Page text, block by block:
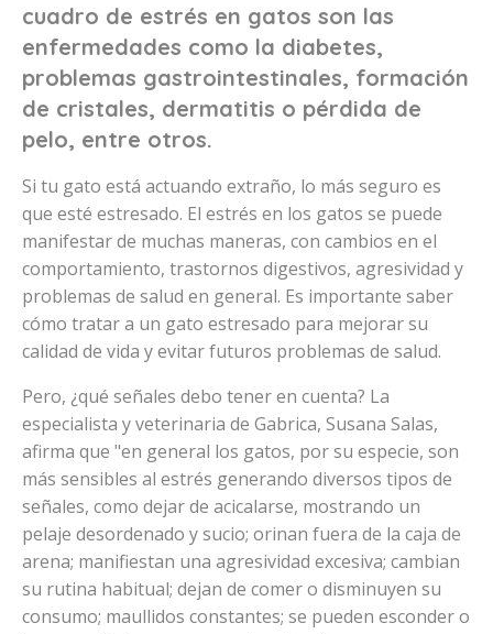
cuadro de estrés en gatos son las
enfermedades como la diabetes,
problemas gastrointestinales, formación
de cristales, dermatitis o pérdida de
pelo, entre otros.
Si tu gato está actuando extraño, lo más seguro es
que esté estresado. El estrés en los gatos se puede
manifestar de muchas maneras, con cambios en el
comportamiento, trastornos digestivos, agresividad y
problemas de salud en general. Es importante saber
cómo tratar a un gato estresado para mejorar su
calidad de vida y evitar futuros problemas de salud.
Pero, ¿qué señales debo tener en cuenta? La
especialista y veterinaria de Gabrica, Susana Salas,
afirma que "en general los gatos, por su especie, son
más sensibles al estrés generando diversos tipos de
señales, como dejar de acicalarse, mostrando un
pelaje desordenado y sucio; orinan fuera de la caja de
arena; manifiestan una agresividad excesiva; cambian
su rutina habitual; dejan de comer o disminuyen su
consumo; maullidos constantes; se pueden esconder o